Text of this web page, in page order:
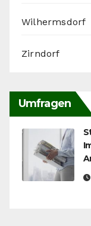
Wilhermsdorf
Zirndorf
Umfragen